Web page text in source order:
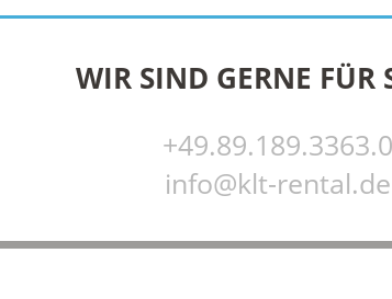
WIR SIND GERNE FÜR
+49.89.189.3363.0
info@klt-rental.de